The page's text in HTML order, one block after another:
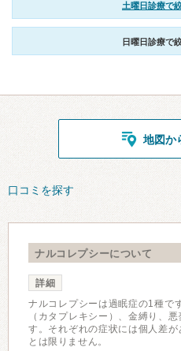
土曜日診療で
日曜日診療で
地図か
口コミを探す
ナルコレプシーについて
詳細
ナルコレプシーは過眠症の1種で
（カタプレキシー）、金縛り、
す。それぞれの症状には個人差
とは限りません。